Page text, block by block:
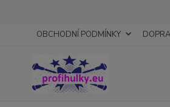
OBCHODNÍ PODMÍNKY